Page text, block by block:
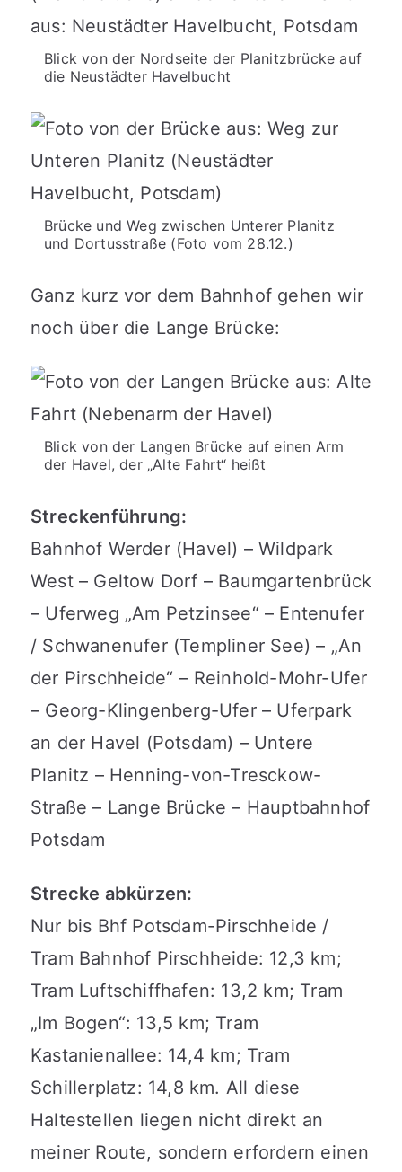
Blick von der Nordseite der Planitzbrücke auf
die Neustädter Havelbucht
Brücke und Weg zwischen Unterer Planitz
und Dortusstraße (Foto vom 28.12.)
Ganz kurz vor dem Bahnhof gehen wir
noch über die Lange Brücke:
Blick von der Langen Brücke auf einen Arm
der Havel, der „Alte Fahrt“ heißt
Streckenführung:
Bahnhof Werder (Havel) – Wildpark
West – Geltow Dorf – Baumgartenbrück
– Uferweg „Am Petzinsee“ – Entenufer
/ Schwanenufer (Templiner See) – „An
der Pirschheide“ – Reinhold-Mohr-Ufer
– Georg-Klingenberg-Ufer – Uferpark
an der Havel (Potsdam) – Untere
Planitz – Henning-von-Tresckow-
Straße – Lange Brücke – Hauptbahnhof
Potsdam
Strecke abkürzen:
Nur bis Bhf Potsdam-Pirschheide /
Tram Bahnhof Pirschheide: 12,3 km;
Tram Luftschiffhafen: 13,2 km; Tram
„Im Bogen“: 13,5 km; Tram
Kastanienallee: 14,4 km; Tram
Schillerplatz: 14,8 km. All diese
Haltestellen liegen nicht direkt an
meiner Route, sondern erfordern einen